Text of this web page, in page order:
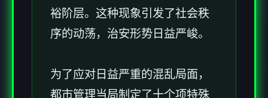
裕阶层。这种现象引发了社会秩
序的动荡，治安形势日益严峻。
为了应对日益严重的混乱局面，
都市管理当局制定了十个项特殊